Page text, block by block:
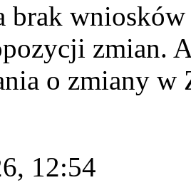
brak
zmian.
o zmiany w
12:54